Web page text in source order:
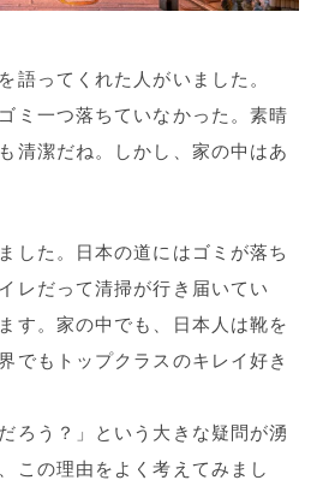
語ってくれた人がいました。
ミ一つ落ちていなかった。素晴
清潔だね。しかし、家の中はあ
した。日本の道にはゴミが落ち
レだって清掃が行き届いてい
す。家の中でも、日本人は靴を
でもトップクラスのキレイ好き
ろう？」という大きな疑問が湧
この理由をよく考えてみまし